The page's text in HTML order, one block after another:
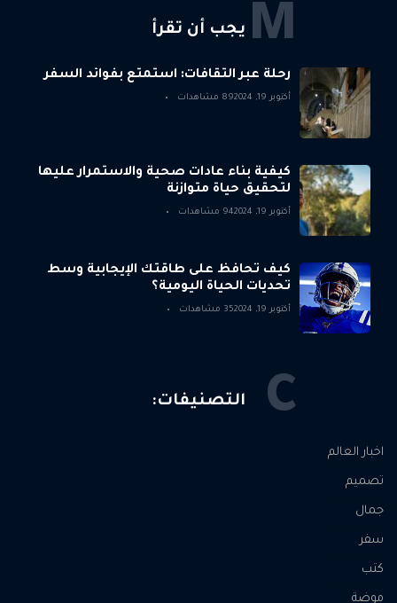
يجب أن تقرأ M
رحلة عبر الثقافات: استمتع بفوائد السفر
أكتوبر 19, 2024 89 مشاهدات
كيفية بناء عادات صحية والاستمرار عليها
لتحقيق حياة متوازنة
أكتوبر 19, 2024 94 مشاهدات
كيف تحافظ على طاقتك الإيجابية وسط
تحديات الحياة اليومية؟
أكتوبر 19, 2024 35 مشاهدات
التصنيفات: C
اخبار العالم
تصميم
جمال
سفر
كتب
موضة